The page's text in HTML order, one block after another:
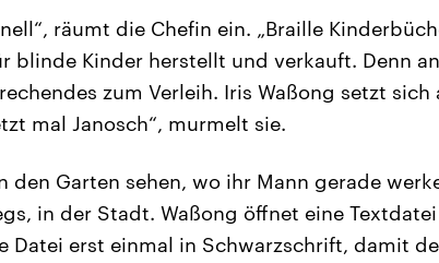
räumt die Chefin ein. „Braille
blinde Kinder herstellt und verkauft. Denn
zum Verleih. Iris Waßong setzt sich
mal Janosch“, murmelt sie.
den Garten sehen, wo ihr Mann gerade
in der Stadt. Waßong öffnet eine
Datei erst einmal in Schwarzschrift, damit